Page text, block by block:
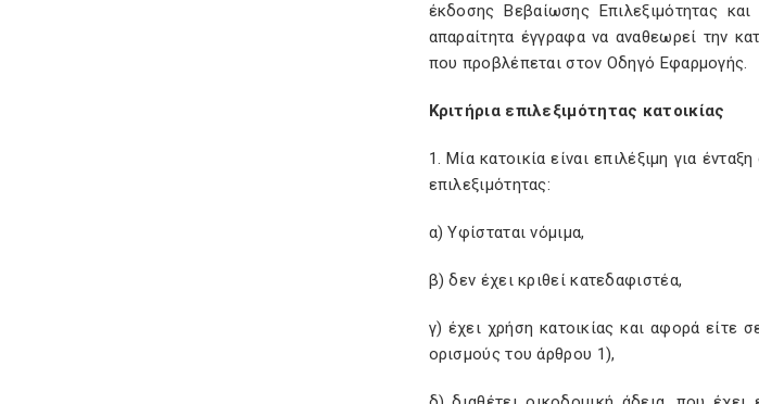
έκδοσης Βεβαίωσης Επιλεξιμότητας
απαραίτητα έγγραφα να αναθεωρεί την
που προβλέπεται στον Οδηγό Εφαρμογής.
Κριτήρια επιλεξιμότητας κατοικίας
1. Μία κατοικία είναι επιλέξιμη για
επιλεξιμότητας:
α) Υφίσταται νόμιμα,
β) δεν έχει κριθεί κατεδαφιστέα,
γ) έχει χρήση κατοικίας και αφορά είτε
ορισμούς του άρθρου 1),